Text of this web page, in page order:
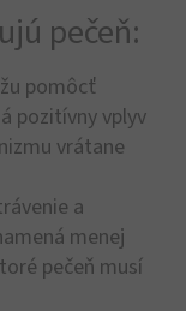
pečeň:
pomôcť
pozitívny vplyv
vrátane
a
menej
pečeň musí